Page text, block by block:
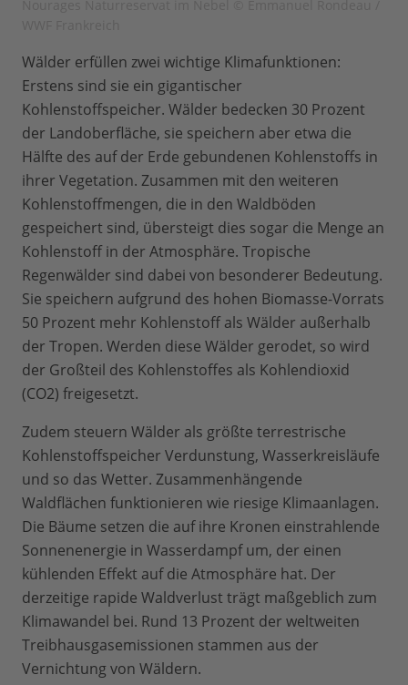
Wälder erfüllen zwei wichtige Klimafunktionen:
Erstens sind sie ein gigantischer
Kohlenstoffspeicher. Wälder bedecken 30 Prozent
der Landoberfläche, sie speichern aber etwa die
Hälfte des auf der Erde gebundenen Kohlenstoffs in
ihrer Vegetation. Zusammen mit den weiteren
Kohlenstoffmengen, die in den Waldböden
gespeichert sind, übersteigt dies sogar die Menge an
Kohlenstoff in der Atmosphäre. Tropische
Regenwälder sind dabei von besonderer Bedeutung.
Sie speichern aufgrund des hohen Biomasse-Vorrats
50 Prozent mehr Kohlenstoff als Wälder außerhalb
der Tropen. Werden diese Wälder gerodet, so wird
der Großteil des Kohlenstoffes als Kohlendioxid
(CO2) freigesetzt.
Zudem steuern Wälder als größte terrestrische
Kohlenstoffspeicher Verdunstung, Wasserkreisläufe
und so das Wetter. Zusammenhängende
Waldflächen funktionieren wie riesige Klimaanlagen.
Die Bäume setzen die auf ihre Kronen einstrahlende
Sonnenenergie in Wasserdampf um, der einen
kühlenden Effekt auf die Atmosphäre hat. Der
derzeitige rapide Waldverlust trägt maßgeblich zum
Klimawandel bei. Rund 13 Prozent der weltweiten
Treibhausgasemissionen stammen aus der
Vernichtung von Wäldern.